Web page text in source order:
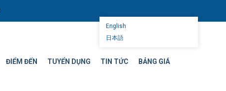
English
日本語
ĐIỂM ĐẾN TUYỂN DỤNG TIN TỨC BẢNG GIÁ